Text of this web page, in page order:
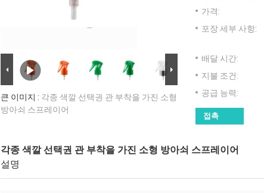
큰 이미지 : 각종 색깔 선택권 관 부착을 가진 소형
방아쇠 스프레이어
가격:
포장 세부 사항:
배달 시간:
지불 조건:
공급 능력:
접촉
각종 색깔 선택권 관 부착을 가진 소형 방아쇠 스프레이어
설명